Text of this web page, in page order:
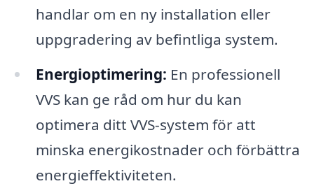
handlar om en ny installation eller
uppgradering av befintliga system.
Energioptimering: En professionell
VVS kan ge råd om hur du kan
optimera ditt VVS-system för att
minska energikostnader och förbättra
energieffektiviteten.